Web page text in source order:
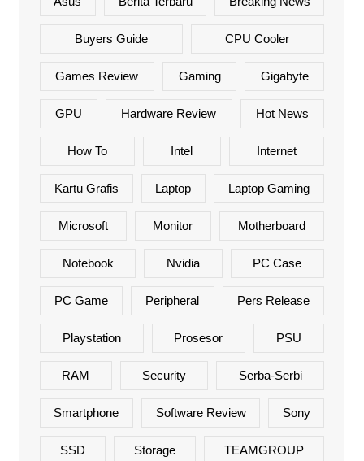
Buyers Guide CPU Cooler
Games Review Gaming Gigabyte
GPU Hardware Review Hot News
How To Intel Internet
Kartu Grafis Laptop Laptop Gaming
Microsoft Monitor Motherboard
Notebook Nvidia PC Case
PC Game Peripheral Pers Release
Playstation Prosesor PSU
RAM Security Serba-Serbi
Smartphone Software Review Sony
SSD Storage TEAMGROUP